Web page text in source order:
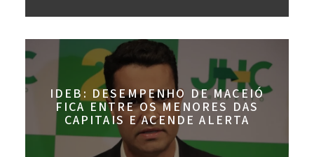
IDEB: DESEMPENHO DE MACEIÓ
FICA ENTRE OS MENORES DAS
CAPITAIS E ACENDE ALERTA